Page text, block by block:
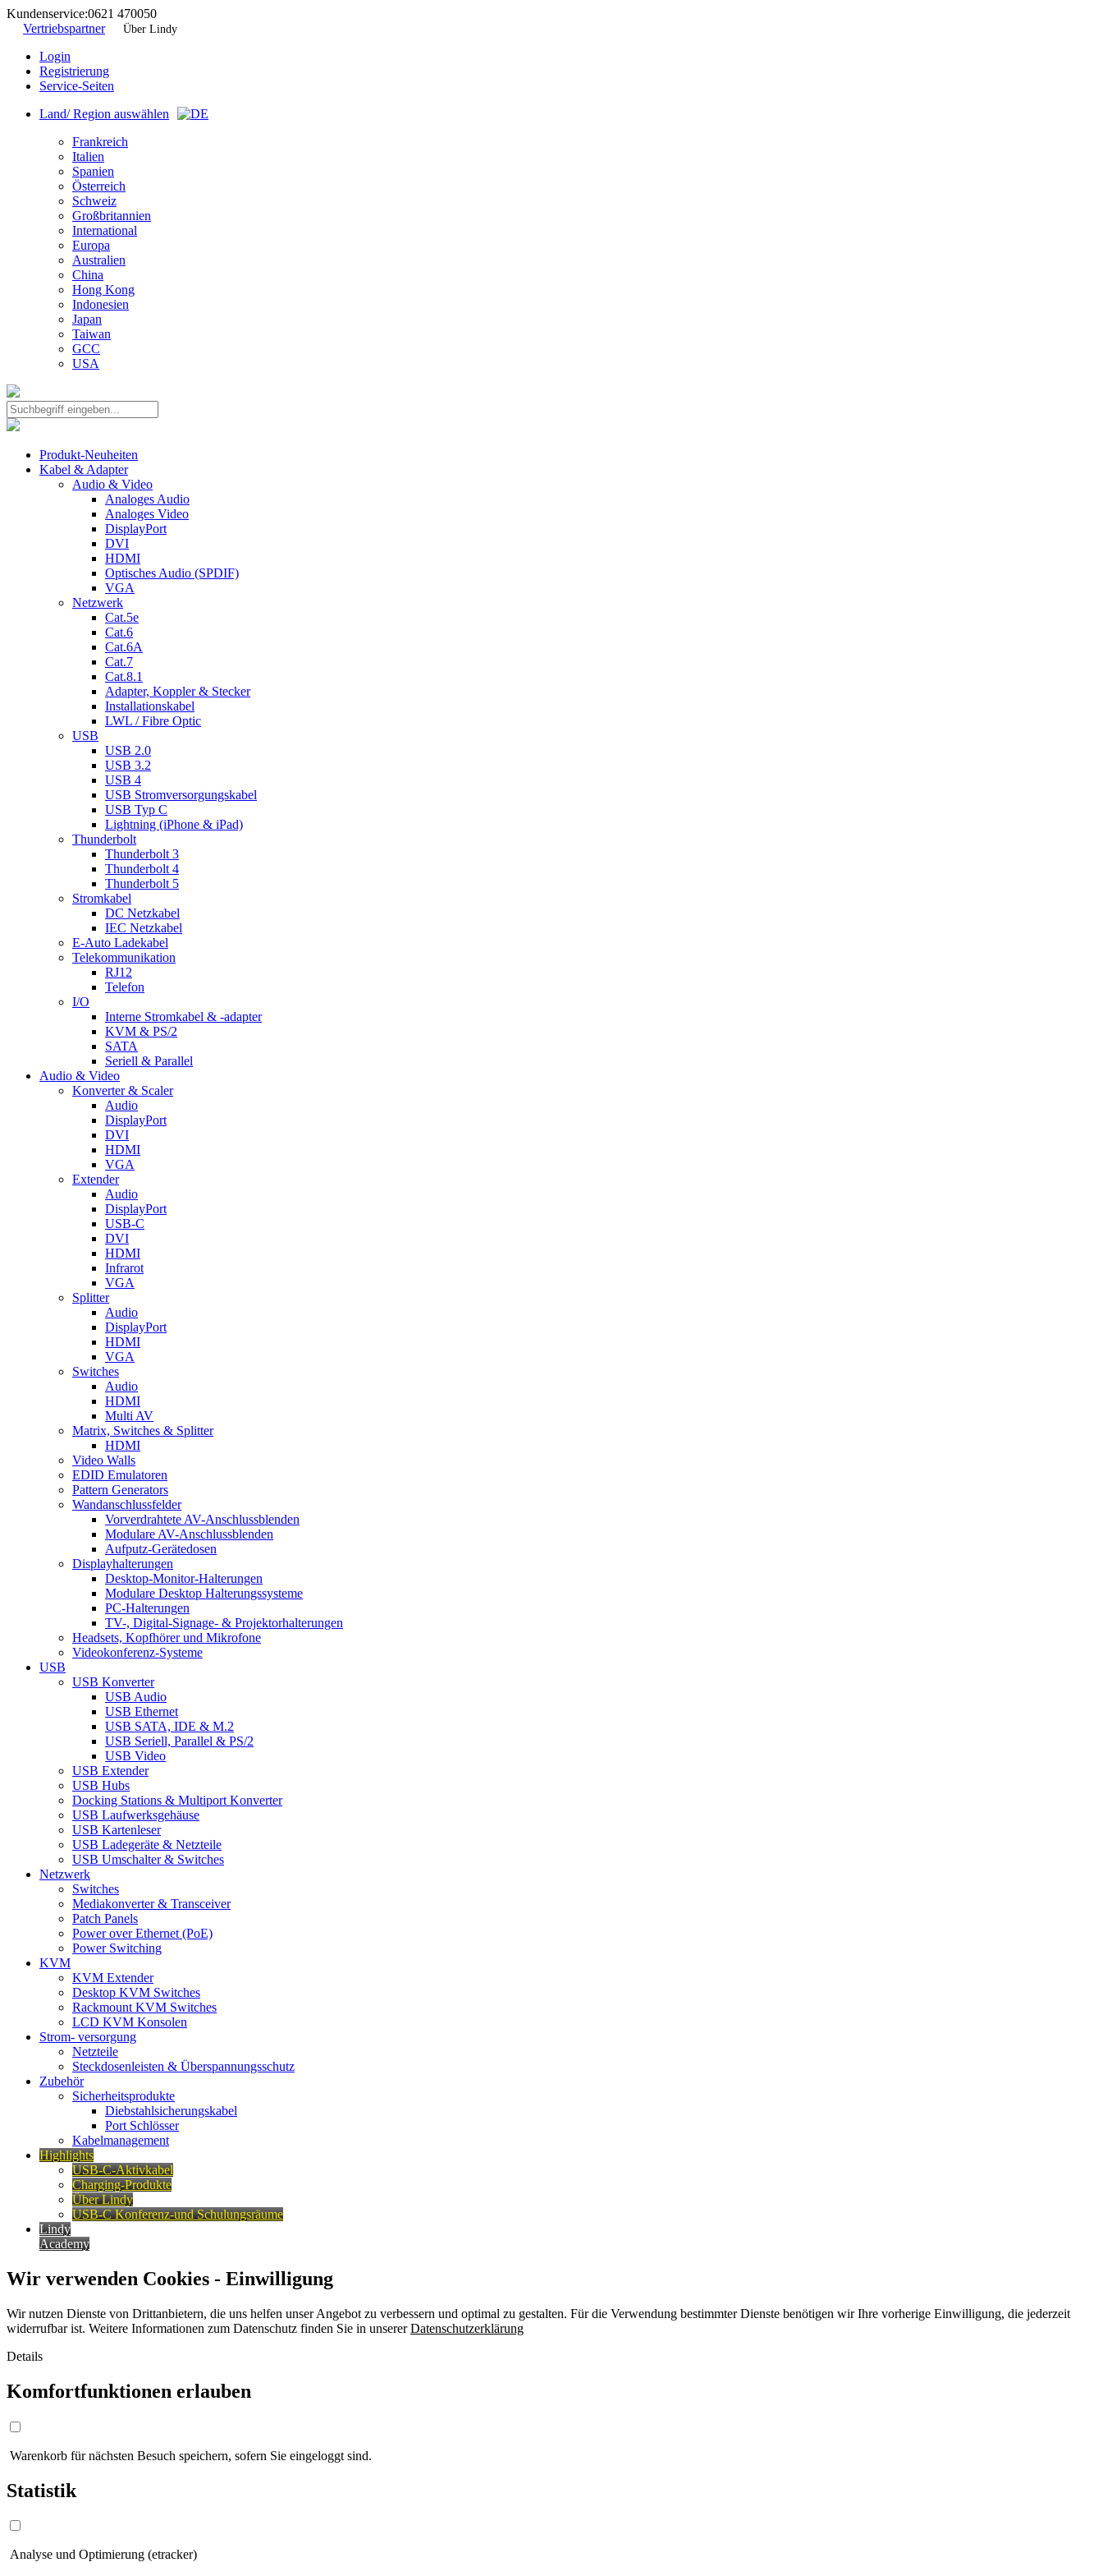
Kundenservice:0621 470050
Vertriebspartner
Über Lindy
Login
Registrierung
Service-Seiten
Land/ Region auswählen
Frankreich
Italien
Spanien
Österreich
Schweiz
Großbritannien
International
Europa
Australien
China
Hong Kong
Indonesien
Japan
Taiwan
GCC
USA
Produkt-Neuheiten
Kabel & Adapter
Audio & Video
Analoges Audio
Analoges Video
DisplayPort
DVI
HDMI
Optisches Audio (SPDIF)
VGA
Netzwerk
Cat.5e
Cat.6
Cat.6A
Cat.7
Cat.8.1
Adapter, Koppler & Stecker
Installationskabel
LWL / Fibre Optic
USB
USB 2.0
USB 3.2
USB 4
USB Stromversorgungskabel
USB Typ C
Lightning (iPhone & iPad)
Thunderbolt
Thunderbolt 3
Thunderbolt 4
Thunderbolt 5
Stromkabel
DC Netzkabel
IEC Netzkabel
E-Auto Ladekabel
Telekommunikation
RJ12
Telefon
I/O
Interne Stromkabel & -adapter
KVM & PS/2
SATA
Seriell & Parallel
Audio & Video
Konverter & Scaler
Audio
DisplayPort
DVI
HDMI
VGA
Extender
Audio
DisplayPort
USB-C
DVI
HDMI
Infrarot
VGA
Splitter
Audio
DisplayPort
HDMI
VGA
Switches
Audio
HDMI
Multi AV
Matrix, Switches & Splitter
HDMI
Video Walls
EDID Emulatoren
Pattern Generators
Wandanschlussfelder
Vorverdrahtete AV-Anschlussblenden
Modulare AV-Anschlussblenden
Aufputz-Gerätedosen
Displayhalterungen
Desktop-Monitor-Halterungen
Modulare Desktop Halterungssysteme
PC-Halterungen
TV-, Digital-Signage- & Projektorhalterungen
Headsets, Kopfhörer und Mikrofone
Videokonferenz-Systeme
USB
USB Konverter
USB Audio
USB Ethernet
USB SATA, IDE & M.2
USB Seriell, Parallel & PS/2
USB Video
USB Extender
USB Hubs
Docking Stations & Multiport Konverter
USB Laufwerksgehäuse
USB Kartenleser
USB Ladegeräte & Netzteile
USB Umschalter & Switches
Netzwerk
Switches
Mediakonverter & Transceiver
Patch Panels
Power over Ethernet (PoE)
Power Switching
KVM
KVM Extender
Desktop KVM Switches
Rackmount KVM Switches
LCD KVM Konsolen
Strom- versorgung
Netzteile
Steckdosenleisten & Überspannungsschutz
Zubehör
Sicherheitsprodukte
Diebstahlsicherungskabel
Port Schlösser
Kabelmanagement
Highlights
USB-C-Aktivkabel
Charging-Produkte
Über Lindy
USB-C Konferenz-und Schulungsräume
Lindy
Academy
Wir verwenden Cookies - Einwilligung
Wir nutzen Dienste von Drittanbietern, die uns helfen unser Angebot zu verbessern und optimal zu gestalten. Für die Verwendung bestimmter Dienste benötigen wir Ihre vorherige Einwilligung, die jederzeit
widerrufbar ist. Weitere Informationen zum Datenschutz finden Sie in unsererDatenschutzerklärung
Details
Komfortfunktionen erlauben
Warenkorb für nächsten Besuch speichern, sofern Sie eingeloggt sind.
Statistik
Analyse und Optimierung (etracker)